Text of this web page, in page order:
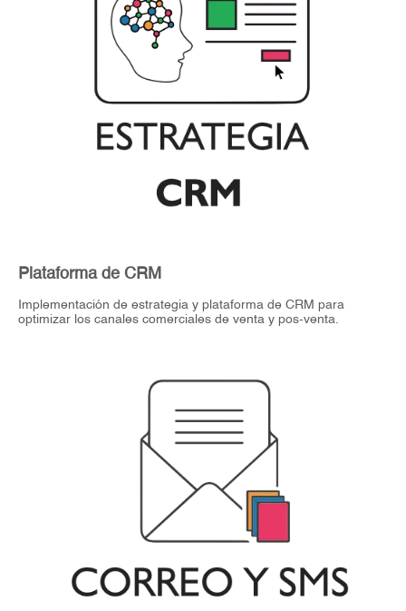
Plataforma de CRM
Implementación de estrategia y plataforma de CRM para
optimizar los canales comerciales de venta y pos-venta.